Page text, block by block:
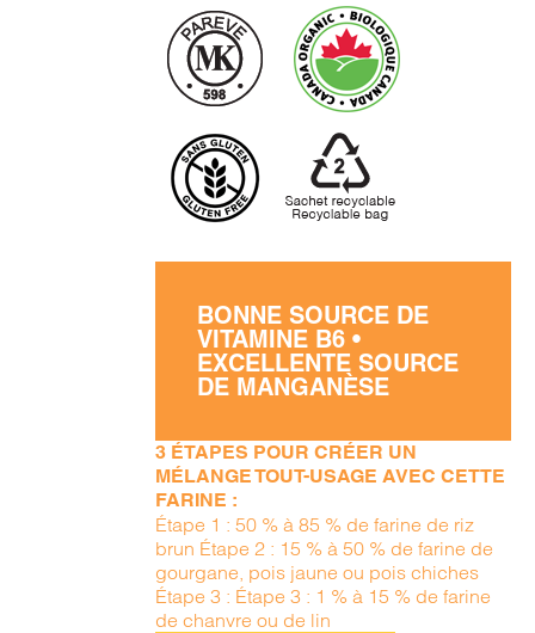
BONNE SOURCE DE
VITAMINE B6 •
EXCELLENTE SOURCE
DE MANGANÈSE
3 ÉTAPES POUR CRÉER UN
MÉLANGE TOUT-USAGE AVEC CETTE
FARINE :
Étape 1 : 50 % à 85 % de farine de riz
brun Étape 2 : 15 % à 50 % de farine de
gourgane, pois jaune ou pois chiches
Étape 3 : Étape 3 : 1 % à 15 % de farine
de chanvre ou de lin